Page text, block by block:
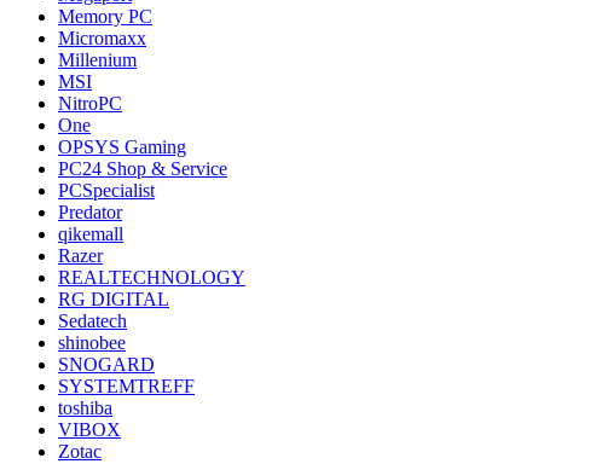
Memory PC
Micromaxx
Millenium
MSI
NitroPC
One
OPSYS Gaming
PC24 Shop & Service
PCSpecialist
Predator
qikemall
Razer
REALTECHNOLOGY
RG DIGITAL
Sedatech
shinobee
SNOGARD
SYSTEMTREFF
toshiba
VIBOX
Zotac